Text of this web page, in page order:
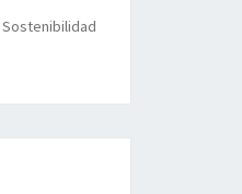
Sostenibilidad